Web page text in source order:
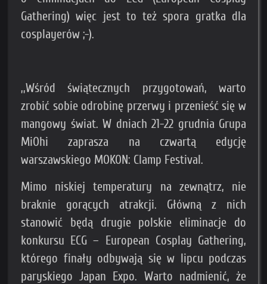
Gathering) więc jest to też spora gratka dla
cosplayerów ;-).
,,Wśród świątecznych przygotowań, warto
zrobić sobie odrobinę przerwy i przenieść się w
mangowy świat. W dniach 21-22 grudnia Grupa
MiOhi zaprasza na czwartą edycję
warszawskiego MOKON: Clamp Festival.
Mimo niskiej temperatury na zewnątrz, nie
braknie gorących atrakcji. Główną z nich
stanowić będą drugie polskie eliminacje do
konkursu ECG – European Cosplay Gathering,
którego finały odbywają się w lipcu podczas
paryskiego Japan Expo. Warto nadmienić, że